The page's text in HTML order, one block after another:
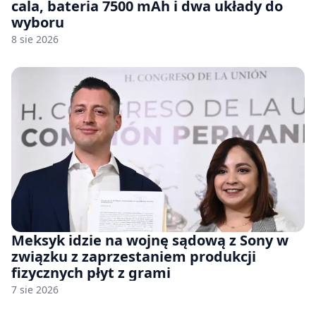
cala, bateria 7500 mAh i dwa układy do
wyboru
8 sie 2026
Meksyk idzie na wojnę sądową z Sony w
związku z zaprzestaniem produkcji
fizycznych płyt z grami
7 sie 2026